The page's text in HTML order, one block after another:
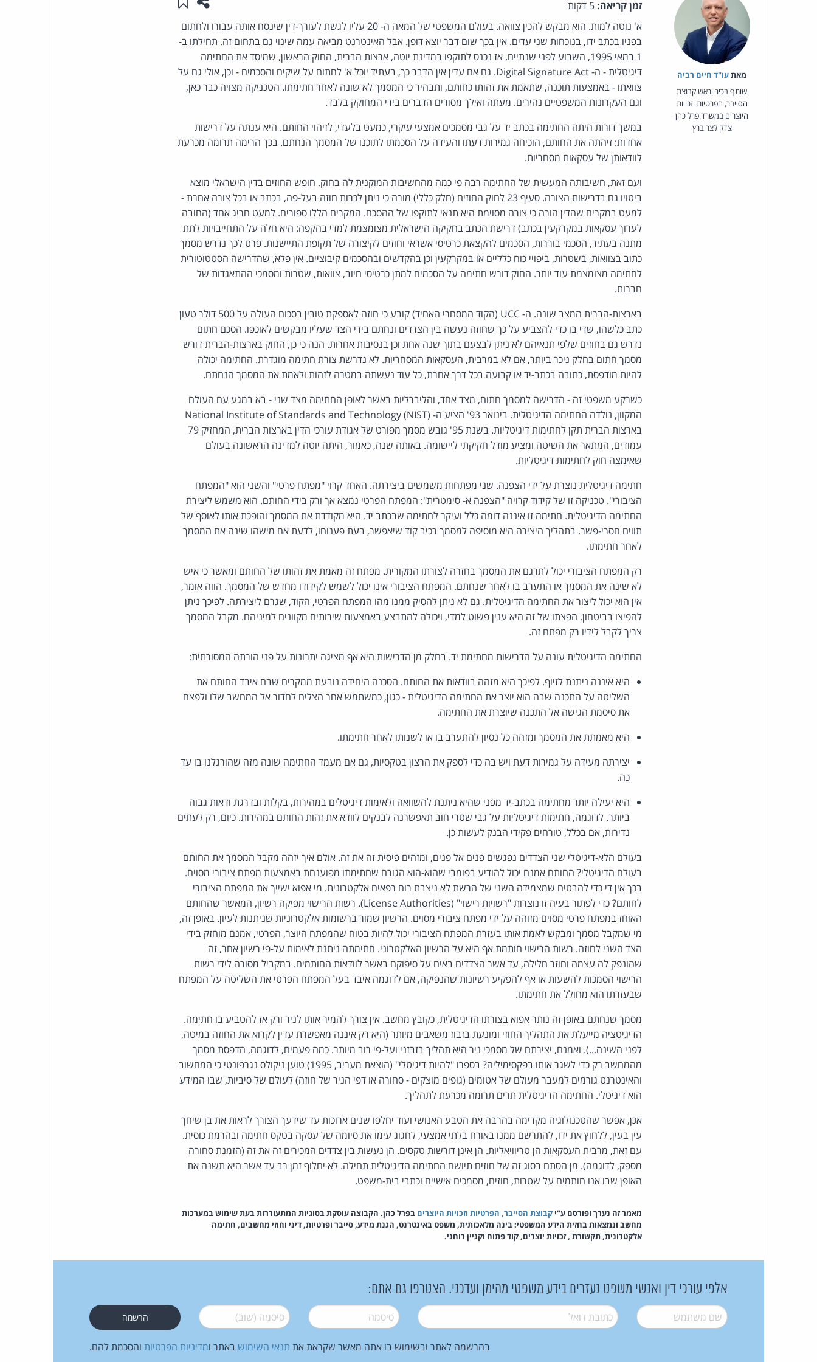
מאת‏עו"ד חיים רביה
שותף בכיר וראש קבוצת
הסייבר, הפרטיות וזכויות
היוצרים במשרד פרל כהן
צדק לצר ברץ
זמן קריאה:
א' נוטה למות. הוא מבקש להכין צוואה. בעולם המשפטי של המאה ה- 20 עליו לגשת לעורך-דין שינסח אותה עבורו ולחתום
בפניו בכתב ידו, בנוכחות שני עדים. אין בכך שום דבר יוצא דופן. אבל האינטרנט מביאה עמה שינוי גם בתחום זה. תחילתו ב-
1 במאי 1995, השבוע לפני שנתיים. אז נכנס לתוקפו במדינת יוטה, ארצות הברית, החוק הראשון, שמיסד את החתימה
דיגיטלית - ה-Digital Signature Act. גם אם עדין אין הדבר כך, בעתיד יוכל א' לחתום על שיקים והסכמים - וכן, אולי גם על
צוואתו - באמצעות תוכנה, שתאמת את זהותו כחותם, ותבהיר כי המסמך לא שונה לאחר חתימתו. הטכניקה מצויה כבר כאן,
וגם העקרונות המשפטיים נהירים. מעתה ואילך מסורים הדברים בידי המחוקק בלבד.
במשך דורות היתה החתימה בכתב יד על גבי מסמכים אמצעי עיקרי, כמעט בלעדי, לזיהוי החותם. היא ענתה על דרישות
אחדות: זיהתה את החותם, הוכיחה גמירות דעתו והעידה על הסכמתו לתוכנו של המסמך הנחתם. בכך הרימה תרומה מכרעת
לוודאותן של עסקאות מסחריות.
ועם זאת, חשיבותה המעשית של החתימה רבה פי כמה מהחשיבות המוקנית לה בחוק. חופש החוזים בדין הישראלי מוצא
ביטויו גם בדרישות הצורה. סעיף 23 לחוק החוזים (חלק כללי) מורה כי ניתן לכרות חוזה בעל-פה, בכתב או בכל צורה אחרת -
למעט במקרים שהדין הורה כי צורה מסוימת היא תנאי לתוקפו של ההסכם. המקרים הללו ספורים. למעט חריג אחד (החובה
לערוך עסקאות במקרקעין בכתב) דרישת הכתב בחקיקה הישראלית מצומצמת למדי בהקפה: היא חלה על התחייבויות לתת
מתנה בעתיד, הסכמי בוררות, הסכמים להקצאת כרטיסי אשראי וחוזים לקיצורה של תקופת התיישנות. פרט לכך נדרש מסמך
כתוב בצוואות, בשטרות, ביפויי כוח כלליים או במקרקעין וכן בהקדשים ובהסכמים קיבוציים. אין פלא, שהדרישה הסטטוטורית
לחתימה מצומצמת עוד יותר. החוק דורש חתימה על הסכמים למתן כרטיסי חיוב, צוואות, שטרות ומסמכי ההתאגדות של
חברות.
בארצות-הברית המצב שונה. ה-UCC
(הקוד המסחרי האחיד) קובע כי חוזה לאספקת טובין בסכום העולה על 500 דולר טעון
כתב כלשהו, שדי בו כדי להצביע על כך שחוזה נעשה בין הצדדים ונחתם בידי הצד שעליו מבקשים לאוכפו. הסכם חתום
נדרש גם בחוזים שלפי תנאיהם לא ניתן לבצעם בתוך שנה אחת וכן בנסיבות אחרות. הנה כי כן, החוק בארצות-הברית דורש
מסמך חתום בחלק ניכר ביותר, אם לא במרבית, העסקאות המסחריות. לא נדרשת צורת חתימה מוגדרת. החתימה יכולה
להיות מודפסת, כתובה בכתב-יד או קבועה בכל דרך אחרת, כל עוד נעשתה במטרה לזהות ולאמת את המסמך הנחתם.
כשרקע משפטי זה - הדרישה למסמך חתום, מצד אחד, והליברליות באשר לאופן החתימה מצד שני - בא במגע עם העולם
המקוון, נולדה החתימה הדיגיטלית. בינואר 93' הציע ה-
National Institute of Standards and Technology (NIST)
בארצות הברית תקן לחתימות דיגיטליות. בשנת 95' גובש מסמך מפורט של אגודת עורכי הדין בארצות הברית, המחזיק 79
עמודים, המתאר את השיטה ומציע מודל חקיקתי ליישומה. באותה שנה, כאמור, היתה יוטה למדינה הראשונה בעולם
שאימצה חוק לחתימות דיגיטליות.
חתימה דיגיטלית נוצרת על ידי הצפנה. שני מפתחות משמשים ביצירתה. האחד קרוי "מפתח פרטי" והשני הוא "המפתח
הציבורי". טכניקה זו של קידוד קרויה "הצפנה א- סימטרית": המפתח הפרטי נמצא אך ורק בידי החותם. הוא משמש ליצירת
החתימה הדיגיטלית. חתימה זו איננה דומה כלל ועיקר לחתימה שבכתב יד. היא מקודדת את המסמך והופכת אותו לאוסף של
תווים חסרי-פשר. בתהליך היצירה היא מוסיפה למסמך רכיב קוד שיאפשר, בעת פענוחו, לדעת אם מישהו שינה את המסמך
לאחר חתימתו.
רק המפתח הציבורי יכול לתרגם את המסמך בחזרה לצורתו המקורית. מפתח זה מאמת את זהותו של החותם ומאשר כי איש
לא שינה את המסמך או התערב בו לאחר שנחתם. המפתח הציבורי אינו יכול לשמש לקידודו מחדש של המסמך. הווה אומר,
אין הוא יכול ליצור את החתימה הדיגיטלית. גם לא ניתן להסיק ממנו מהו המפתח הפרטי, הקוד, שגרם ליצירתה. לפיכך ניתן
להפיצו בביטחון. הפצתו של זה היא ענין פשוט למדי, ויכולה להתבצע באמצעות שירותים מקוונים למיניהם. מקבל המסמך
צריך לקבל לידיו רק מפתח זה.
החתימה הדיגיטלית עונה על הדרישות מחתימת יד. בחלק מן הדרישות היא אף מציגה יתרונות על פני הורתה המסורתית:
היא איננה ניתנת לזיוף. לפיכך היא מזהה בוודאות את החותם. הסכנה היחידה נובעת ממקרים שבם איבד החותם את
השליטה על התכנה שבה הוא יוצר את החתימה הדיגיטלית - כגון, כמשתמש אחר הצליח לחדור אל המחשב שלו ולפצח
את סיסמת הגישה אל התכנה שיוצרת את החתימה.
היא מאמתת את המסמך ומזהה כל נסיון להתערב בו או לשנותו לאחר חתימתו.
יצירתה מעידה על גמירות דעת ויש בה כדי לספק את הרצון בטקסיות, גם אם מעמד החתימה שונה מזה שהורגלנו בו עד
כה.
היא יעילה יותר מחתימה בכתב-יד מפני שהיא ניתנת להשוואה ולאימות דיגיטלים במהירות, בקלות ובדרגת ודאות גבוה
ביותר. לדוגמה, חתימות דיגיטליות על גבי שטרי חוב תאפשרנה לבנקים לוודא את זהות החותם במהירות. כיום, רק לעתים
נדירות, אם בכלל, טורחים פקידי הבנק לעשות כן.
בעולם הלא-דיגיטלי שני הצדדים נפגשים פנים אל פנים, ומזהים פיסית זה את זה. אולם איך יזהה מקבל המסמך את החותם
בעולם הדיגיטלי? החותם אמנם יכול להודיע בפומבי שהוא-הוא הגורם שחתימתו מפוענחת באמצעות מפתח ציבורי מסוים.
בכך אין די כדי להבטיח שמצמידה השני של הרשת לא ניצבת רוח רפאים אלקטרונית. מי אפוא ישייך את המפתח הציבורי
לחותם? כדי לפתור בעיה זו נוצרות "רשויות רישוי" (License Authorities). רשות הרישוי מפיקה רשיון, המאשר שהחותם
האוחז במפתח פרטי מסוים מזוהה על ידי מפתח ציבורי מסוים. הרשיון שמור ברשומות אלקטרוניות שניתנות לעיון. באופן זה,
מי שמקבל מסמך ומבקש לאמת אותו בעזרת המפתח הציבורי יכול להיות בטוח שהמפתח היוצר, הפרטי, אמנם מוחזק בידי
הצד השני לחוזה. רשות הרישוי חותמת אף היא על הרשיון האלקטרוני. חתימתה ניתנת לאימות על-פי רשיון אחר, זה
שהונפק לה עצמה וחוזר חלילה, עד אשר הצדדים באים על סיפוקם באשר לוודאות החותמים. במקביל מסורה לידי רשות
הרישוי הסמכות להשעות או אף להפקיע רשיונות שהנפיקה, אם לדוגמה איבד בעל המפתח הפרטי את השליטה על המפתח
שבעזרתו הוא מחולל את חתימתו.
מסמך שנחתם באופן זה נותר אפוא בצורתו הדיגיטלית, כקובץ מחשב. אין צורך להמיר אותו לניר ורק אז להטביע בו חתימה.
הדיגיטציה מייעלת את התהליך החוזי ומונעת בזבוז משאבים מיותר (היא רק איננה מאפשרת עדין לקרוא את החוזה במיטה,
לפני השינה...). ואמנם, יצירתם של מסמכי ניר היא תהליך בזבזני ועל-פי רוב מיותר. כמה פעמים, לדוגמה, הדפסת מסמך
מהמחשב רק כדי לשגר אותו בפקסימיליה? בספרו "להיות דיגיטלי" (הוצאת מעריב, 1995) טוען ניקולס נגרפונטי כי המחשוב
והאינטרנט גורמים למעבר מעולם של אטומים (גופים מוצקים - סחורה או דפי הניר של חוזה) לעולם של סיביות, שבו המידע
הוא דיגיטלי. החתימה הדיגיטלית תרים תרומה מכרעת לתהליך.
אכן, אפשר שהטכנולוגיה מקדימה בהרבה את הטבע האנושי ועוד יחלפו שנים ארוכות עד שידעך הצורך לראות את בן שיחך
עין בעין, ללחוץ את ידו, להתרשם ממנו באורח בלתי אמצעי, לחגוג עימו את סיומה של עסקה בטקס חתימה ובהרמת כוסית.
עם זאת, מרבית העסקאות הן טריוויאליות. הן אינן דורשות טקסים. הן נעשות בין צדדים המכירים זה את זה (הזמנת סחורה
מספק, לדוגמה). מן הסתם בסוג זה של חוזים תיושם החתימה הדיגיטלית תחילה. לא יחלוף זמן רב עד אשר היא תשנה את
האופן שבו אנו חותמים על שטרות, חוזים, מסמכים אישיים וכתבי בית-משפט.
מאמר זה נערך ופורסם ע"י קבוצת הסייבר, הפרטיות וזכויות היוצרים בפרל כהן. הקבוצה עוסקת בסוגיות המתעוררות בעת שימוש במערכות
מחשב ונמצאות בחזית הידע המשפטי: בינה מלאכותית, משפט באינטרנט, הגנת מידע, סייבר ופרטיות, דיני וחוזי מחשבים, חתימה
אלקטרונית, תקשורת , זכויות יוצרים, קוד פתוח וקניין רוחני.
אלפי עורכי דין ואנשי משפט נעזרים בידע משפטי מהימן ועדכני. הצטרפו גם אתם:
שם משתמש* דואל* סיסמה* סיסמה (שוב)*
בהרשמה לאתר ובשימוש בו אתה מאשר שקראת את תנאי השימוש באתר ומדיניות הפרטיות והסכמת להם.